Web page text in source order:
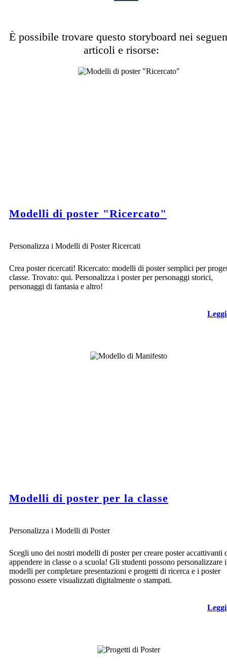
È possibile trovare questo storyboard nei
articoli e risorse:
Modelli di poster "Ricercato"
Personalizza i Modelli di Poster Ricercati
Crea poster ricercati! Ricercato: modelli di poster semplici per
classe. Trovato: qui. Personalizza i poster per personaggi storici,
personaggi di fantasia e altro!
Modelli di poster per la classe
Personalizza i Modelli di Poster
Scegli uno dei nostri modelli di poster per creare poster accattivanti
appendere in classe o a scuola! Gli studenti possono personalizzare i
modelli per completare presentazioni e progetti di ricerca e i poster
possono essere visualizzati digitalmente o stampati.